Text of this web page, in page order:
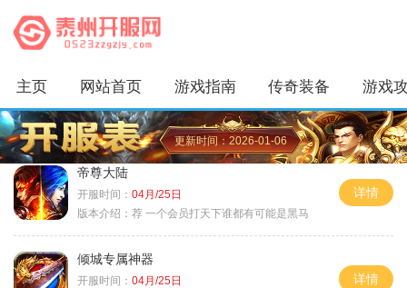
主页 网站首页 游戏指南 传奇装备 游戏
更新时间：2026-01-06
帝尊大陆
开服时间： 04月/25日
版本介绍： 荐 一个会员打天下谁都有可能是黑马
详情
倾城专属神器
开服时间： 04月/25日
详情